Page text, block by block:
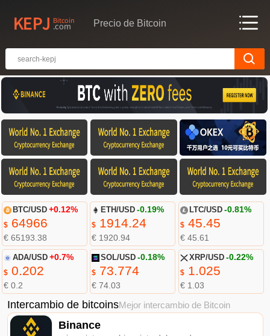
Precio de Bitcoin
BTC/USD +0.12%
$64966
€ 65193.38
ETH/USD -0.19%
$ 1914.24
€ 1920.94
LTC/USD -0.81%
$45.45
€ 45.61
ADA/USD +0.7%
$0.202
€ 0.2
SOL/USD -0.18%
$ 73.774
€ 74.03
XRP/USD -0.22%
$1.025
€ 1.03
Intercambio de bitcoinsMejor intercambio de Bitcoin
Binance